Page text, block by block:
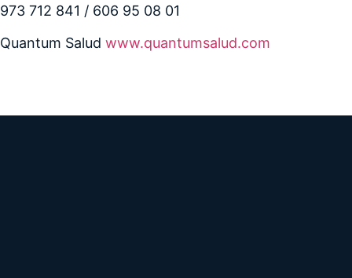
973 712 841 / 606 95 08 01
Quantum Salud www.quantumsalud.com